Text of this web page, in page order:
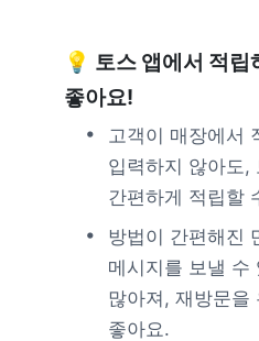
피트니스
사장님 스토리
💡 토스 앱에서 적립
좋아요!
고객이 매장에서
입력하지 않아도,
간편하게 적립할
방법이 간편해진
메시지를 보낼 수
많아져, 재방문을
좋아요.